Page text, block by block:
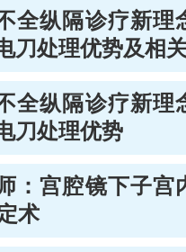
全纵隔诊疗新理
刀处理优势及相
全纵隔诊疗新理
刀处理优势
：宫腔镜下子宫
术